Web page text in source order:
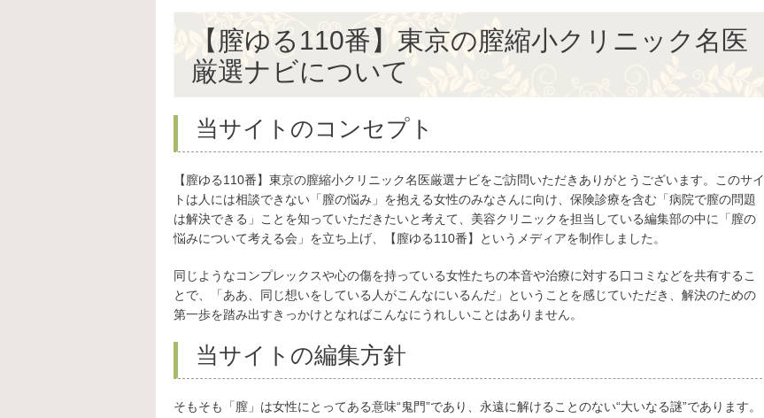
【膣ゆる110番】東京の膣縮小クリニック名医
厳選ナビについて
当サイトのコンセプト
【膣ゆる110番】東京の膣縮小クリニック名医厳選ナビをご訪問いただきありがとうございます。このサイ
トは人には相談できない「膣の悩み」を抱える女性のみなさんに向け、保険診療を含む「病院で膣の問題
は解決できる」ことを知っていただきたいと考えて、美容クリニックを担当している編集部の中に「膣の
悩みについて考える会」を立ち上げ、【膣ゆる110番】というメディアを制作しました。
同じようなコンプレックスや心の傷を持っている女性たちの本音や治療に対する口コミなどを共有するこ
とで、「ああ、同じ想いをしている人がこんなにいるんだ」ということを感じていただき、解決のための
第一歩を踏み出すきっかけとなればこんなにうれしいことはありません。
当サイトの編集方針
そもそも「膣」は女性にとってある意味“鬼門”であり、永遠に解けることのない“大いなる謎”であります。